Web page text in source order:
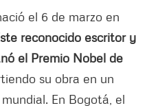
el 6 de marzo en
reconocido escritor y
el Premio Nobel de
su obra en un
En Bogotá, el